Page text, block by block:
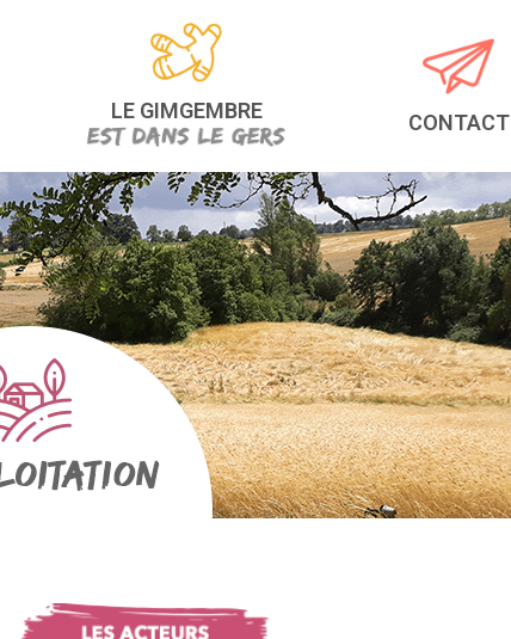
LE GIMGEMBRE CONTACT